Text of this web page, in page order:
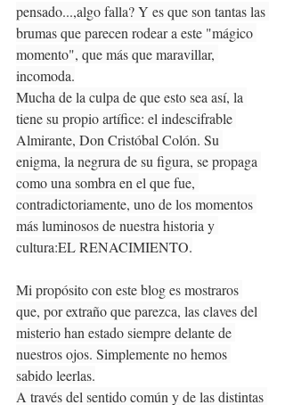
pensado...,algo falla? Y es que son tantas las
brumas que parecen rodear a este "mágico
momento", que más que maravillar,
incomoda.
Mucha de la culpa de que esto sea así, la
tiene su propio artífice: el indescifrable
Almirante, Don Cristóbal Colón. Su
enigma, la negrura de su figura, se propaga
como una sombra en el que fue,
contradictoriamente, uno de los momentos
más luminosos de nuestra historia y
cultura:EL RENACIMIENTO.
Mi propósito con este blog es mostraros
que, por extraño que parezca, las claves del
misterio han estado siempre delante de
nuestros ojos. Simplemente no hemos
sabido leerlas.
A través del sentido común y de las distintas